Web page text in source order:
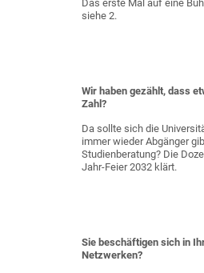
Das erste Mal auf eine
siehe 2.
Wir haben gezählt, dass
Zahl?
Da sollte sich die
immer wieder Abgänger
Studienberatung? Die
Jahr-Feier 2032 klärt.
Sie beschäftigen sich in
Netzwerken?